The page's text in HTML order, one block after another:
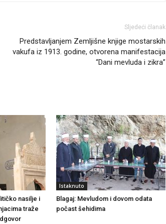
Sljedeći članak
Predstavljanjem Zemljišne knjige mostarskih
vakufa iz 1913. godine, otvorena manifestacija
“Dani mevluda i zikra”
nasilje i
traže
Istaknuto
Blagaj: Mevludom i dovom odata
počast šehidima